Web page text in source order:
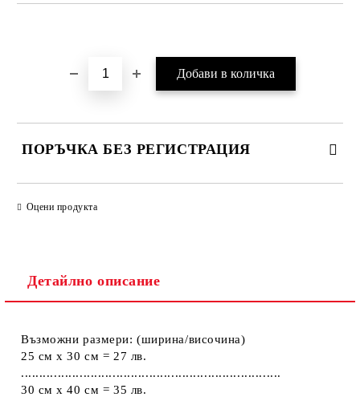
ПОРЪЧКА БЕЗ РЕГИСТРАЦИЯ
Ние ще се свържем с вас в рамките на работния ден.
Оцени продукта
Детайлно описание
Възможни размери: (ширина/височина)
25 см х 30 см = 27 лв.
.......................................................................
30 см х 40 см = 35 лв.